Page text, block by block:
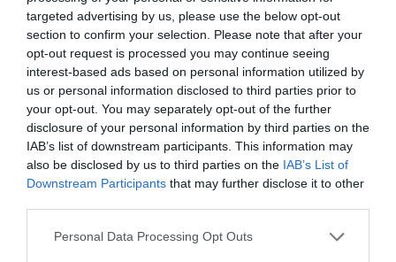
targeted advertising by us, please use the below opt-out
section to confirm your selection. Please note that after your
opt-out request is processed you may continue seeing
interest-based ads based on personal information utilized by
us or personal information disclosed to third parties prior to
your opt-out. You may separately opt-out of the further
disclosure of your personal information by third parties on the
IAB’s list of downstream participants. This information may
also be disclosed by us to third parties on the IAB’s List of
Downstream Participants that may further disclose it to other
Personal Data Processing Opt Outs
Λονδίνο, όπου ο πατέρας της σπούδασε
Κινηματογράφο. Οι γονείς της απέκτησαν άλλα
δύο παιδιά: τονΆαρον , ο οποίος πέθανε το 2011
απόόγκοστονεγκέφαλοσε ηλικία 30 ετών, και
τηΖόι, η οποία σήμερα εργάζεται ως
κεραμίστρια. Όταν επέστρεψαν στιςΗΠΑ, η
11χρονη Τζίλιαν φανταζόταν την Αμερική ως
ένα ηλιόλουστο μέρος γεμάτο ευτυχία και
Γκραντ Ράπιντς του Μίσιγκαν ήταν μια